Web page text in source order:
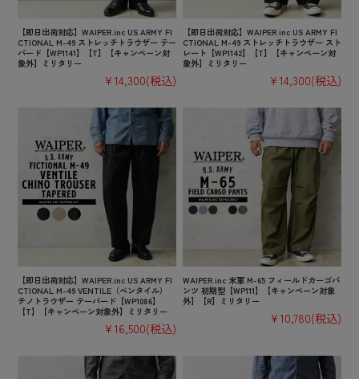
【即日出荷対応】WAIPER.inc US ARMY FI
CTIONAL M-49 ストレッチトラウザー テー
パード【WP1141】【T】【キャンペーン対
象外】ミリタリー
¥14,300(税込)
【即日出荷対応】WAIPER.inc US ARMY FI
CTIONAL M-49 ストレッチトラウザー スト
レート【WP1142】【T】【キャンペーン対
象外】ミリタリー
¥14,300(税込)
【即日出荷対応】WAIPER.inc US ARMY FI
CTIONAL M-49 VENTILE（ベンタイル）
チノトラウザー テーパード【WP1086】
【T】【キャンペーン対象外】ミリタリー
¥16,500(税込)
WAIPER.inc 米軍 M-65 フィールドカーゴパ
ンツ 初期型【WP111】【キャンペーン対象
外】【R】ミリタリー
¥10,780(税込)